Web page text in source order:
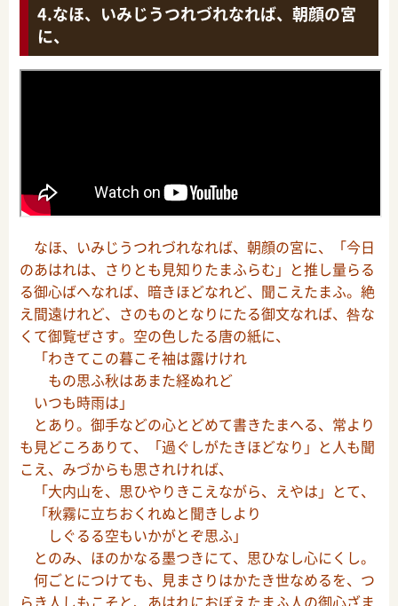
なほ、いみじうつれづれなれば、朝顔の宮
に、
なほ、いみじうつれづれなれば、朝顔の宮に、「今日
のあはれは、さりとも見知りたまふらむ」と推し量らる
る御心ばへなれば、暗きほどなれど、聞こえたまふ。絶
え間遠けれど、さのものとなりにたる御文なれば、咎な
くて御覧ぜさす。空の色したる唐の紙に、
「わきてこの暮こそ袖は露けけれ
もの思ふ秋はあまた経ぬれど
いつも時雨は」
とあり。御手などの心とどめて書きたまへる、常より
も見どころありて、「過ぐしがたきほどなり」と人も聞
こえ、みづからも思されければ、
「大内山を、思ひやりきこえながら、えやは」とて、
「秋霧に立ちおくれぬと聞きしより
しぐるる空もいかがとぞ思ふ」
とのみ、ほのかなる墨つきにて、思ひなし心にくし。
何ごとにつけても、見まさりはかたき世なめるを、つ
らき人しもこそと、あはれにおぼえたまふ人の御心ざま